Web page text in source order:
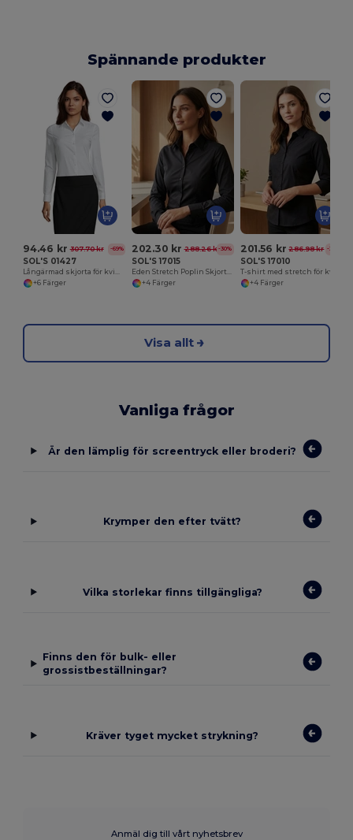
Spännande produkter
94.46 kr 307.70 kr -69%
SOL'S 01427
+6 Färger
202.30 kr 288.26 kr-30%
SOL'S 17015
+4 Färger
201.56 kr 286.98 kr -30%
SOL'S 17010
+4 Färger
Visa allt
Vanliga frågor
Är den lämplig för screentryck eller broderi?
Krymper den efter tvätt?
Vilka storlekar finns tillgängliga?
Finns den för bulk- eller
grossistbeställningar?
Kräver tyget mycket strykning?
Anmäl dig till vårt nyhetsbrev